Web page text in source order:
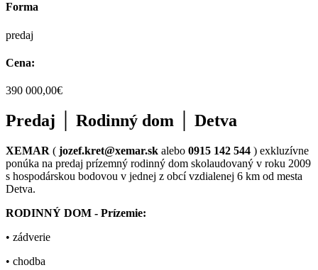
Forma
predaj
Cena:
390 000,00€
Predaj │ Rodinný dom │ Detva
XEMAR ( jozef.kret@xemar.sk alebo 0915 142 544 ) exkluzívne
ponúka na predaj prízemný rodinný dom skolaudovaný v roku 2009
s hospodárskou bodovou v jednej z obcí vzdialenej 6 km od mesta
Detva.
RODINNÝ DOM - Prízemie:
• zádverie
• chodba